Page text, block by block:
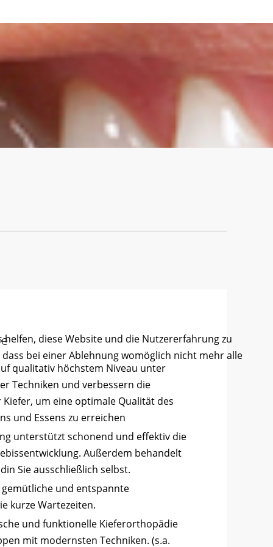
qualitativ höchstem Niveau unter
Techniken und verbessern die
um eine optimale Qualität des
und Essens zu erreichen
unterstützt schonend und effektiv die
Außerdem behandelt
Sie ausschließlich selbst.
und entspannte
kurze Wartezeiten.
und funktionelle Kieferorthopädie
mit modernsten Techniken. (s.a.
diese Website und die Nutzererfahrung zu
bei einer Ablehnung womöglich nicht mehr alle